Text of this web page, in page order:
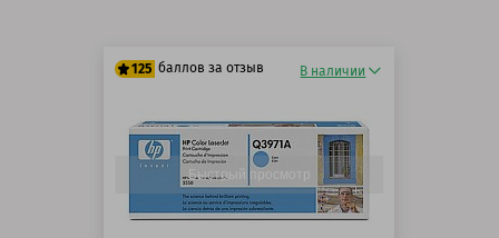
125 баллов за отзыв
100 баллов
125 баллов
В наличии
Быстрый просмотр